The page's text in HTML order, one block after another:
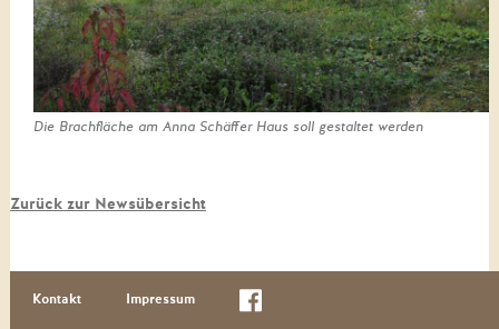
Die Brachfläche am Anna Schäffer Haus soll gestaltet werden
Zurück zur Newsübersicht
Kontakt Impressum